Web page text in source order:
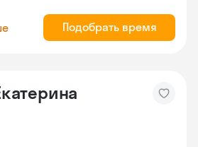
Подобрать время